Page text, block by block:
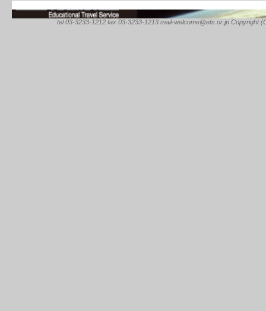
tel 03-3233-1212 fax 03-3233-1213 mail-welcome@ets.or.jp Copyright